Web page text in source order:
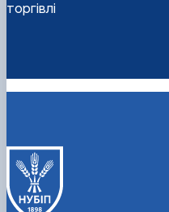
торгівлі